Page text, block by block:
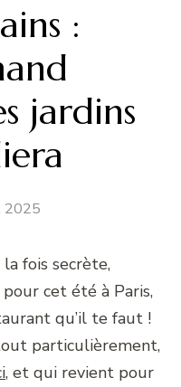
:
jardins
2025
fois secrète,
cet été à Paris,
qu’il te faut !
particulièrement,
, et qui revient pour